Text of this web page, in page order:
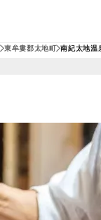
東牟婁郡太地町 南紀太地温